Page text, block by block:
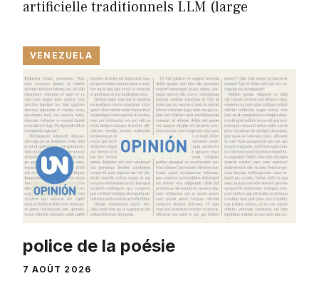
artificielle traditionnels LLM (large
VENEZUELA
police de la poésie
7 AOÛT 2026